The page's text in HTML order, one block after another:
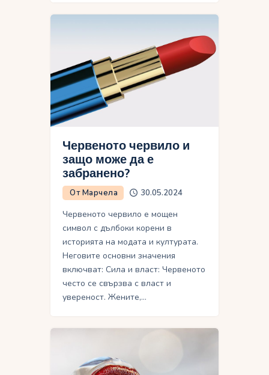
Червеното червило и
защо може да е
забранено?
От Марчела 30.05.2024
Червеното червило е мощен
символ с дълбоки корени в
историята на модата и културата.
Неговите основни значения
включват: Сила и власт: Червеното
често се свързва с власт и
увереност. Жените,…